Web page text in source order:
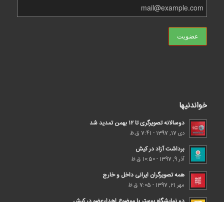
خواندنیها
دوسالانه تصویرگری تا ۱۲ بهمن تمدید شد
دی 17, 1397 - 7:41 ق.ظ
برداشت آزاد در کیش
آذر 9, 1397 - 10:50 ق.ظ
همه تصویرگران ایرانی داخل و خارج
مهر 21, 1397 - 7:05 ق.ظ